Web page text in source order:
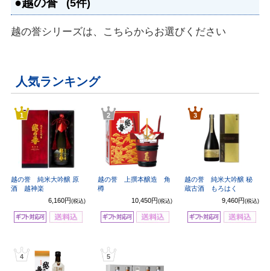
●越の誉 (5件)
越の誉シリーズは、こちらからお選びください
人気ランキング
1
越の誉 純米大吟醸 原
酒 越神楽
6,160円 (税込)
2
越の誉 上撰本醸造 角
樽
10,450円 (税込)
3
越の誉 純米大吟醸 秘
蔵古酒 もろはく
9,460円(税込)
4 5